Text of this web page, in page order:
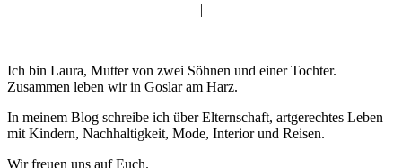
|
Ich bin Laura, Mutter von zwei Söhnen und einer Tochter.
Zusammen leben wir in Goslar am Harz.
In meinem Blog schreibe ich über Elternschaft, artgerechtes Leben
mit Kindern, Nachhaltigkeit, Mode, Interior und Reisen.
Wir freuen uns auf Euch.